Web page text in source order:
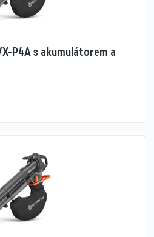
P4A s akumulátorem a